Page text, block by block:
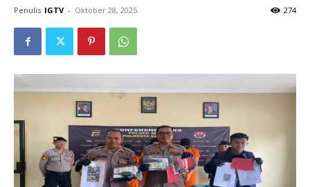
Penulis IGTV - Oktober 28, 2025 274